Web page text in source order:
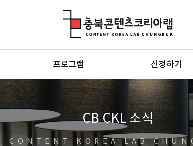
프로그램 신청하기
CB CKL 소식
CONTENT KOREA LAB